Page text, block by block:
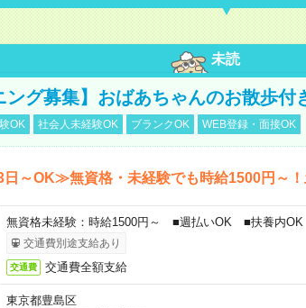
未読
ング募集】おばあちゃんのお散歩付
OK 社会人未経験OK ブランクOK WEB登録・面接OK
～OK≫無資格・未経験でも時給1500円～！
無資格未経験：時給1500円～ ■週払いOK ■扶養内
交通費別途支給あり
交通費 交通費全額支給
東京都豊島区